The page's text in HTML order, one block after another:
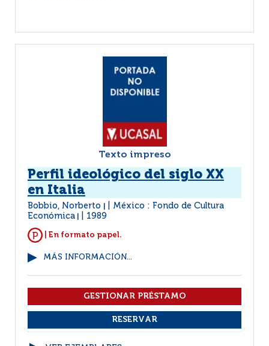
Texto impreso
Perfil ideológico del siglo XX
en Italia
Bobbio, Norberto
México : Fondo de Cultura
Económica
1989
| En formato papel.
MÁS INFORMACIÓN...